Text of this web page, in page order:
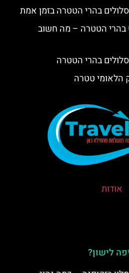
בהרי הטטרה בזמן אמת
בהרי הטטרה – מה חשוב
בהרי הטטרה
הלאומי טטרה
אודות
לישון?